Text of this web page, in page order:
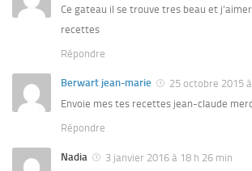
Ce gateau il se trouve tres beau et
recettes
Répondre
Berwart jean-marie
25 octobre 2015
Envoie mes tes recettes jean-claude
Répondre
Nadia
3 janvier 2016 à 18 h 26 min